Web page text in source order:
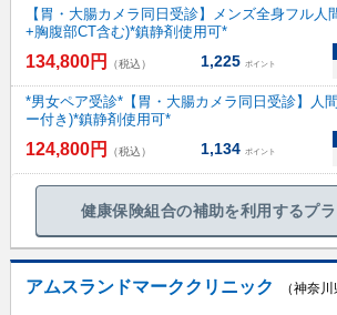
【胃・大腸カメラ同日受診】メンズ全身フル人
+胸腹部CT含む)*鎮静剤使用可*
134,800円 （税込） 1,225 ポイント
*男女ペア受診*【胃・大腸カメラ同日受診】人
ー付き)*鎮静剤使用可*
124,800円 （税込） 1,134 ポイント
健康保険組合の補助を利用するプ
アムスランドマーククリニック
（神奈